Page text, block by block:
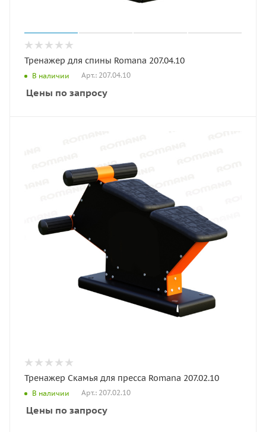
Тренажер для спины Romana 207.04.10
В наличии Арт.: 207.04.10
Цены по запросу
Тренажер Скамья для пресса Romana 207.02.10
В наличии Арт.: 207.02.10
Цены по запросу